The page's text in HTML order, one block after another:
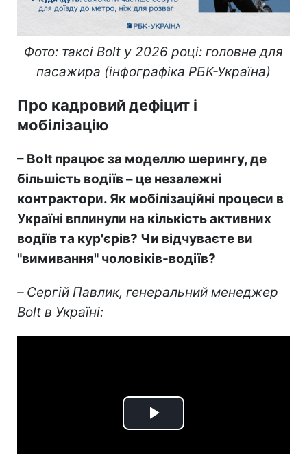
Фото: таксі Bolt у 2026 році: головне для
пасажира (інфографіка РБК-Україна)
Про кадровий дефіцит і
мобілізацію
– Bolt працює за моделлю шерингу, де
більшість водіїв– це незалежні
контрактори. Як мобілізаційні процеси в
Україні вплинули на кількість активних
водіїв та кур'єрів? Чи відчуваєте ви
"вимивання" чоловіків-водіїв?
– Сергій Павлик, генеральний менеджер
Bolt в Україні:
Play